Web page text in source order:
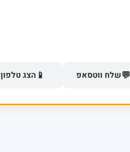
💬שלח ווטסאפ 📱 הצג טלפון